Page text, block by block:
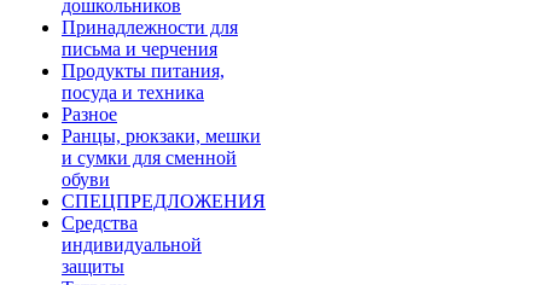
дошкольников
Принадлежности для
письма и черчения
Продукты питания,
посуда и техника
Разное
Ранцы, рюкзаки, мешки
и сумки для сменной
обуви
СПЕЦПРЕДЛОЖЕНИЯ
Средства
индивидуальной
защиты